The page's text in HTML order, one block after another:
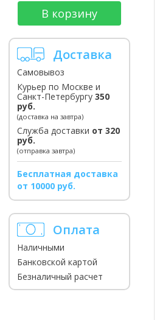
В корзину
Доставка
Самовывоз
Курьер по Москве и
Санкт-Петербургу 350
руб.
(доставка на завтра)
Служба доставки от 320
руб.
(отправка завтра)
Бесплатная доставка
от 10000 руб.
Оплата
Наличными
Банковской картой
Безналичный расчет